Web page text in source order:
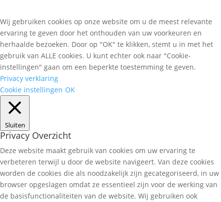
Wij gebruiken cookies op onze website om u de meest relevante
ervaring te geven door het onthouden van uw voorkeuren en
herhaalde bezoeken. Door op "OK" te klikken, stemt u in met het
gebruik van ALLE cookies. U kunt echter ook naar "Cookie-
instellingen" gaan om een beperkte toestemming te geven.
Privacy verklaring
Cookie instellingen OK
Sluiten
Privacy Overzicht
Deze website maakt gebruik van cookies om uw ervaring te
verbeteren terwijl u door de website navigeert. Van deze cookies
worden de cookies die als noodzakelijk zijn gecategoriseerd, in uw
browser opgeslagen omdat ze essentieel zijn voor de werking van
de basisfunctionaliteiten van de website. Wij gebruiken ook